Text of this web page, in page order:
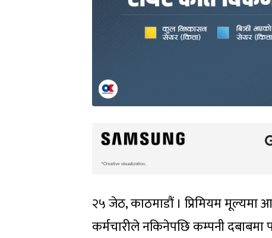
२५ जेठ, काठमाडौं । प्रिमियम
कर्मचारीले नकिनेपछि कम्पनी